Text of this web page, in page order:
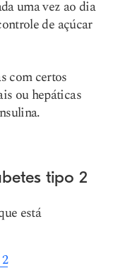
uma vez ao dia
de açúcar
com certos
ou hepáticas
tipo 2
está